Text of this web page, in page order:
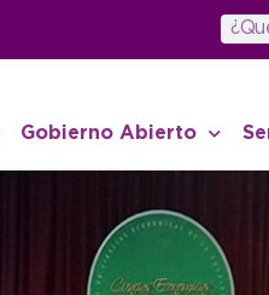
Gobierno Abierto